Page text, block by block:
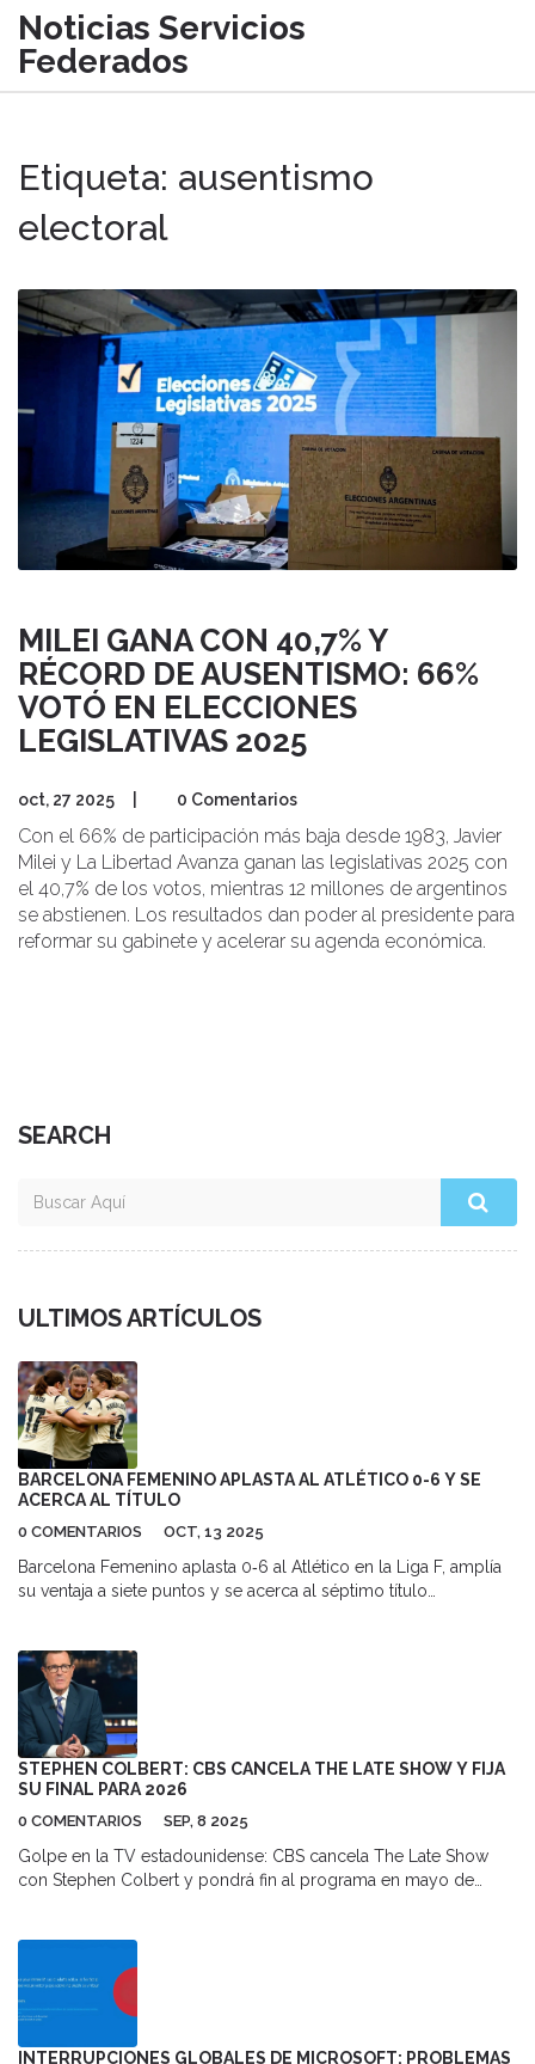
Noticias Servicios
Federados
Etiqueta: ausentismo
electoral
MILEI GANA CON 40,7% Y
RÉCORD DE AUSENTISMO: 66%
VOTÓ EN ELECCIONES
LEGISLATIVAS 2025
oct, 27 2025 0 Comentarios
Con el 66% de participación más baja desde 1983, Javier
Milei y La Libertad Avanza ganan las legislativas 2025 con
el 40,7% de los votos, mientras 12 millones de argentinos
se abstienen. Los resultados dan poder al presidente para
reformar su gabinete y acelerar su agenda económica.
SEARCH
ULTIMOS ARTÍCULOS
BARCELONA FEMENINO APLASTA AL ATLÉTICO 0-6 Y SE
ACERCA AL TÍTULO
0 COMENTARIOS OCT, 13 2025
Barcelona Femenino aplasta 0‑6 al Atlético en la Liga F, amplía
su ventaja a siete puntos y se acerca al séptimo título
STEPHEN COLBERT: CBS CANCELA THE LATE SHOW Y FIJA
SU FINAL PARA 2026
0 COMENTARIOS SEP, 8 2025
Golpe en la TV estadounidense: CBS cancela The Late Show
con Stephen Colbert y pondrá fin al programa en mayo de
anunció a su audiencia en julio de 2025 que la próxima
temporada será la última.
INTERRUPCIONES GLOBALES DE MICROSOFT: PROBLEMAS